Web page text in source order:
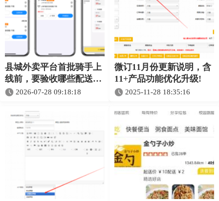
县城外卖平台首批骑手上
线前，要验收哪些配送环
节？2026-07-28 09:18:18
微订11月份更新说明，含
11+产品功能优化升级!
2025-11-28 18:35:16